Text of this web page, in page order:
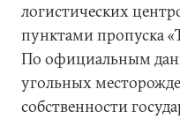
логистических
пунктами пропуска
По официальным
угольных
собственности